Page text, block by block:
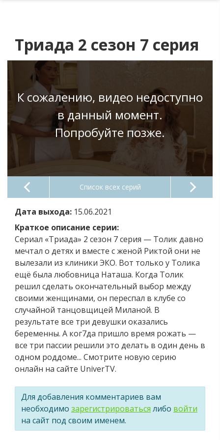
Триада 2 сезон 7 серия
К сожалению, видео недоступно
в данный момент.
Попробуйте позже.
Список всех серий
Дата выхода: 15.06.2021
Краткое описание серии:
Сериал «Триада» 2 сезон 7 серия — Толик давно
мечтал о детях и вместе с женой Риктой они не
вылезали из клиники ЭКО. Вот только у Толика
ещё была любовница Наташа. Когда Толик
решил сделать окончательный выбор между
своими женщинами, он переспал в клубе со
случайной танцовщицей Миланой. В
результате все три девушки оказались
беременны. А ког7да пришло время рожать —
все три пассии решили это делать в один день в
одном роддоме... Смотрите новую серию
онлайн на сайте UniverTV.
Для добавления комментариев вам
необходимо зарегистрироваться либо войти
на сайт под своим именем.